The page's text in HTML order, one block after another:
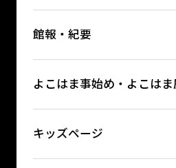
館報・紀要
よこはま事始め・よこは
キッズページ